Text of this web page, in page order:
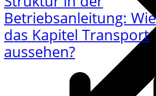
Betriebsanleitung:
das Kapitel Transport
aussehen?